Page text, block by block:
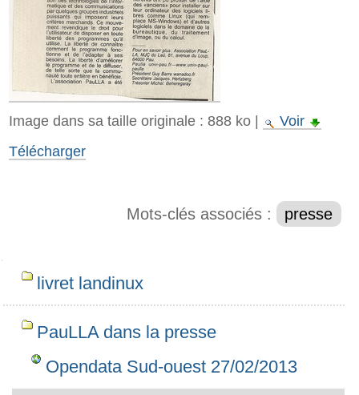
Image dans sa taille originale : 888 ko|
Voir
Télécharger
Mots-clés associés : presse
Navigation
livret landinux
PauLLA dans la presse
Opendata Sud-ouest 27/02/2013